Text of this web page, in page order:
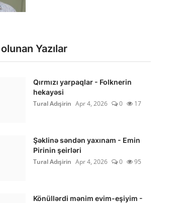
Yazılar
Qırmızı yarpaqlar - Folknerin
hekayəsi
Tural Adışirin Apr 4, 2026 0 17
Şəklinə səndən yaxınam - Emin
Pirinin şeirləri
Tural Adışirin Apr 4, 2026 0 95
Könüllərdi mənim evim-eşiyim -